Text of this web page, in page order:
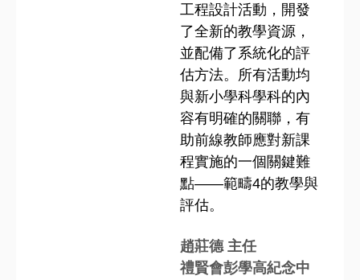
工程設計活動，開發
了全新的教學資源，
並配備了系統化的評
估方法。所有活動均
與新小學科學科的內
容有明確的關聯，有
助前線教師應對新課
程實施的一個關鍵難
點——範疇4的教學與
評估。
趙莊德 主任
禮賢會彭學高紀念中